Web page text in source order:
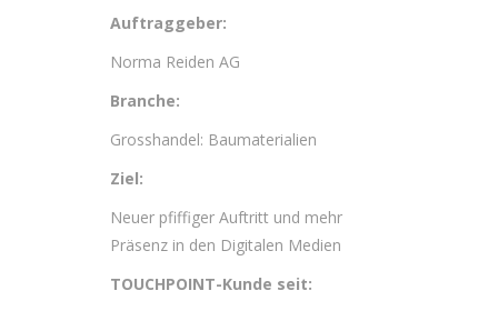
Auftraggeber:
Norma Reiden AG
Branche:
Grosshandel: Baumaterialien
Ziel:
Neuer pfiffiger Auftritt und mehr
Präsenz in den Digitalen Medien
TOUCHPOINT-Kunde seit: